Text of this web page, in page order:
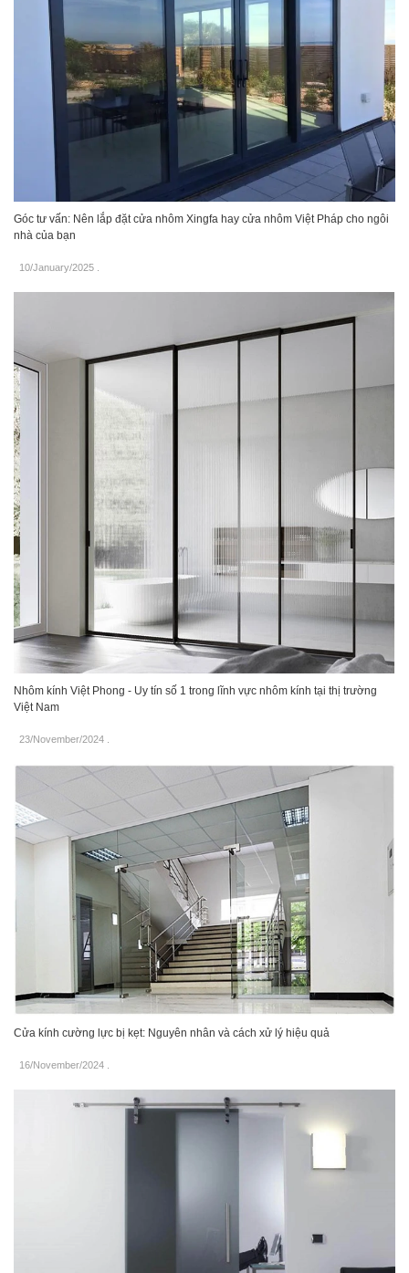
Góc tư vấn: Nên lắp đặt cửa nhôm Xingfa hay cửa nhôm Việt Pháp cho ngôi
nhà của bạn
10/January/2025
Nhôm kính Việt Phong - Uy tín số 1 trong lĩnh vực nhôm kính tại thị trường
Việt Nam
23/November/2024
Cửa kính cường lực bị kẹt: Nguyên nhân và cách xử lý hiệu quả
16/November/2024